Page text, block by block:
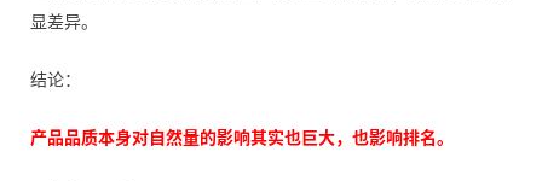
显差异。
结论：
产品品质本身对自然量的影响其实也巨大，也影响排名。